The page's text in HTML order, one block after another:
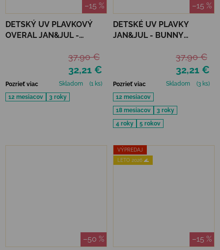
–15 %
DETSKÝ UV PLAVKOVÝ
OVERAL JAN&JUL -
32,21 €
37,90 €
Pozrieť viac Skladom
(1 ks)
12 mesiacov
3 roky
–15 %
DETSKÉ UV PLAVKY
JAN&JUL - BUNNY
32,21 €
37,90 €
Pozrieť viac Skladom
(3 ks)
12 mesiacov
18 mesiacov
3 roky
4 roky
5 rokov
–50 %
VÝPREDAJ
LETO 2026 🌊
–15 %